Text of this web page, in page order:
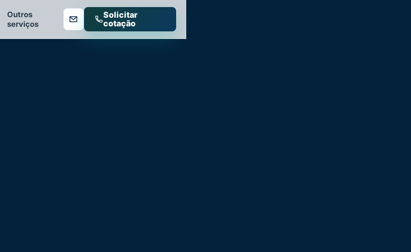
Outros
serviços
Solicitar
cotação